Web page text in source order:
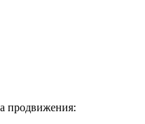
продвижения: